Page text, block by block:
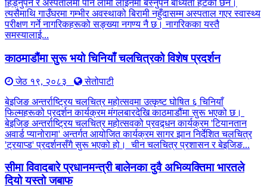
हिँड्नुपर्ने र अस्पतालमा पनि लामो लाइनमा बस्नुपर्ने बाध्यता हटेको छैन।
त्यसैमाथि गाउँघरमा गम्भीर अवस्थाको बिरामी नहुँदासम्म अस्पताल गएर स्वास्थ्य
परीक्षण गर्ने नागरिकहरूको सङ्ख्या नगण्य नै छ। नागरिकका यस्तै
समस्यालाई...
काठमाडौंमा सुरू भयो चिनियाँ चलचित्रको विशेष प्रदर्शन
जेठ १९, २०८३
सेतोपाटी
बेइजिङ अन्तर्राष्ट्रिय चलचित्र महोत्सवमा उत्कृष्ट घोषित ६ चिनियाँ
फिल्महरूको प्रदर्शन कार्यक्रम मंगलबारदेखि काठमाडौंमा सुरू भएको छ।
बेइजिङ अन्तर्राष्ट्रिय चलचित्र महोत्सवको प्रवद्र्धन कार्यक्रम 'टियानतान
अवार्ड प्यानोरामा' अन्तर्गत आयोजित कार्यक्रम सागर झान निर्देशित चलचित्र
'ट्रयाप्ड' प्रदर्शनसँगै सुरू भएको हो। चीन चलचित्र प्रशासन र बेइजिङ...
सीमा विवादबारे प्रधानमन्त्री बालेनका दुवै अभिव्यक्तिमा भारतले
दियो यस्तो जबाफ